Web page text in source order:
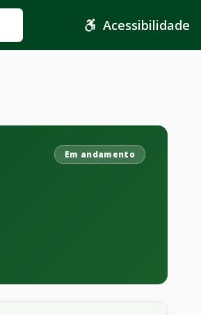
Acessibilidade
Em andamento